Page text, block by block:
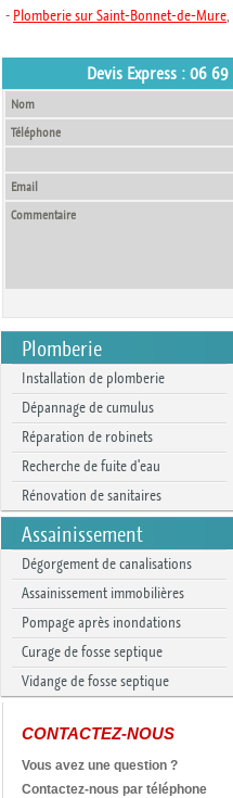
- Plomberie sur Saint-Bonnet-de-Mure,
Devis Express : 06 69
Plomberie
Installation de plomberie
Dépannage de cumulus
Réparation de robinets
Recherche de fuite d'eau
Rénovation de sanitaires
Assainissement
Dégorgement de canalisations
Assainissement immobilières
Pompage après inondations
Curage de fosse septique
Vidange de fosse septique
CONTACTEZ-NOUS
Vous avez une question ?
Contactez-nous par téléphone